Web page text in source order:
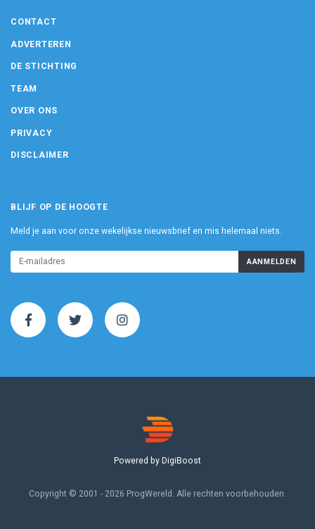
CONTACT
ADVERTEREN
DE STICHTING
TEAM
OVER ONS
PRIVACY
DISCLAIMER
BLIJF OP DE HOOGTE
Meld je aan voor onze wekelijkse nieuwsbrief en mis helemaal niets.
AANMELDEN
Powered by DigiBoost
Copyright © 2001 - 2026 ProgWereld. Alle rechten voorbehouden.